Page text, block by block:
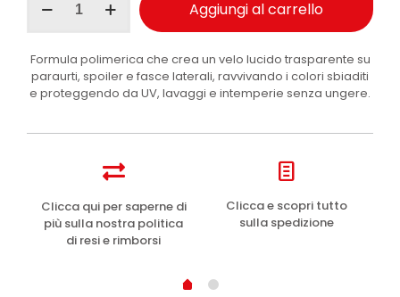
Fra
plastiche
esterne
auto
ml
Aggiungi al carrello
Formula polimerica che crea un velo lucido trasparente su
paraurti, spoiler e fasce laterali, ravvivando i colori sbiaditi
e proteggendo da UV, lavaggi e intemperie senza ungere.
Clicca qui per saperne di
più sulla nostra politica
di resi e rimborsi
Clicca e scopri tutto
sulla spedizione